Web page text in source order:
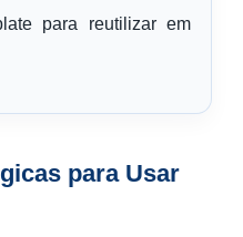
para reutilizar em
para Usar